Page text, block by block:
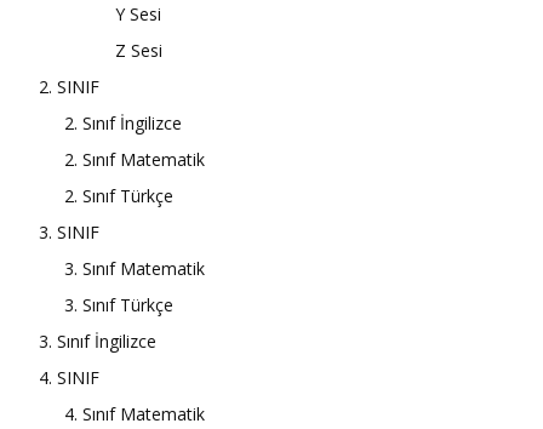
Y Sesi
Z Sesi
2. SINIF
2. Sınıf İngilizce
2. Sınıf Matematik
2. Sınıf Türkçe
3. SINIF
3. Sınıf Matematik
3. Sınıf Türkçe
3. Sınıf İngilizce
4. SINIF
4. Sınıf Matematik